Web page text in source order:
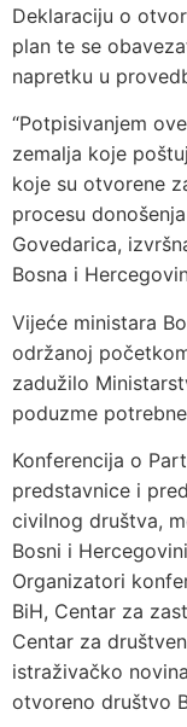
Deklaraciju o
plan te se
napretku u
“Potpisivanjem
zemalja koje
koje su otvorene
procesu
Govedarica,
Bosna i
Vijeće ministara
održanoj
zadužilo
poduzme
Konferencija o
predstavnice i
civilnog društva,
Bosni i
Organizatori
BiH, Centar za
Centar za
istraživačko
otvoreno društvo